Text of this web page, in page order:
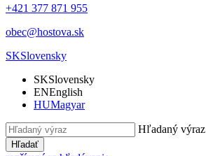
+421 377 871 955
obec@hostova.sk
SKSlovensky
SKSlovensky
ENEnglish
HUMagyar
Hľadaný výraz
Hľadať